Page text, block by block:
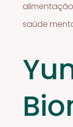
saúde